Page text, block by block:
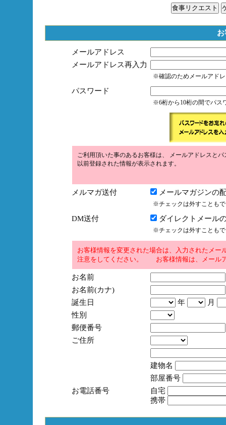
メールアドレス
メールアドレス再入力
※確認のためメールアド
パスワード
※6桁から10桁の間でパス
ご利用頂いた事のあるお客様は、 メールアドレスと
以前登録された情報が表示されます。
メルマガ送付 メールマガジンの
※チェックは外すことも
DM送付 ダイレクトメール
※チェックは外すことも
お客様情報を変更された場合は、入力されたメ
注意をしてください。 お客様情報は、メール
お名前
お名前(カナ)
誕生日
年
月
性別
郵便番号
ご住所
建物名
部屋番号
お電話番号
自宅
携帯